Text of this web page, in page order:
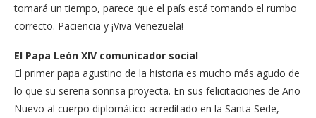
tomará un tiempo, parece que el país está tomando el rumbo
correcto. Paciencia y ¡Viva Venezuela!
El Papa León XIV comunicador social
El primer papa agustino de la historia es mucho más agudo de
lo que su serena sonrisa proyecta. En sus felicitaciones de Año
Nuevo al cuerpo diplomático acreditado en la Santa Sede,